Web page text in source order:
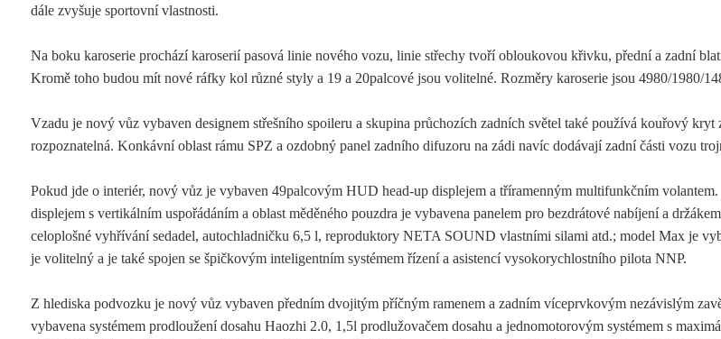
dále zvyšuje sportovní vlastnosti.
Na boku karoserie prochází karoserií pasová linie nového vozu, linie střechy tvoří obloukovou křivku, přední a zadní
Kromě toho budou mít nové ráfky kol různé styly a 19 a 20palcové jsou volitelné. Rozměry karoserie jsou 4980/1980/
Vzadu je nový vůz vybaven designem střešního spoileru a skupina průchozích zadních světel také používá kouřový
rozpoznatelná. Konkávní oblast rámu SPZ a ozdobný panel zadního difuzoru na zádi navíc dodávají zadní části vozu
Pokud jde o interiér, nový vůz je vybaven 49palcovým HUD head-up displejem a tříramenným multifunkčním
displejem s vertikálním uspořádáním a oblast měděného pouzdra je vybavena panelem pro bezdrátové nabíjení a
celoplošné vyhřívání sedadel, autochladničku 6,5 l, reproduktory NETA SOUND vlastními silami atd.; model Max je
je volitelný a je také spojen se špičkovým inteligentním systémem řízení a asistencí vysokorychlostního pilota NNP.
Z hlediska podvozku je nový vůz vybaven předním dvojitým příčným ramenem a zadním víceprvkovým nezávislým
vybavena systémem prodloužení dosahu Haozhi 2.0, 1,5l prodlužovačem dosahu a jednomotorovým systémem s